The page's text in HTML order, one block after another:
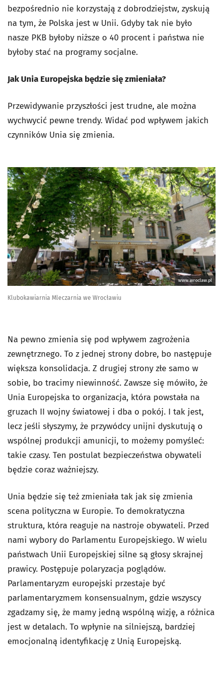
bezpośrednio nie korzystają z dobrodziejstw, zyskują
na tym, że Polska jest w Unii. Gdyby tak nie było
nasze PKB byłoby niższe o 40 procent i państwa nie
byłoby stać na programy socjalne.
Jak Unia Europejska będzie się zmieniała?
Przewidywanie przyszłości jest trudne, ale można
wychwycić pewne trendy. Widać pod wpływem jakich
czynników Unia się zmienia.
www.wroclaw.pl
Klubokawiarnia Mleczarnia we Wrocławiu
Na pewno zmienia się pod wpływem zagrożenia
zewnętrznego. To z jednej strony dobre, bo następuje
większa konsolidacja. Z drugiej strony złe samo w
sobie, bo tracimy niewinność. Zawsze się mówiło, że
Unia Europejska to organizacja, która powstała na
gruzach II wojny światowej i dba o pokój. I tak jest,
lecz jeśli słyszymy, że przywódcy unijni dyskutują o
wspólnej produkcji amunicji, to możemy pomyśleć:
takie czasy. Ten postulat bezpieczeństwa obywateli
będzie coraz ważniejszy.
Unia będzie się też zmieniała tak jak się zmienia
scena polityczna w Europie. To demokratyczna
struktura, która reaguje na nastroje obywateli. Przed
nami wybory do Parlamentu Europejskiego. W wielu
państwach Unii Europejskiej silne są głosy skrajnej
prawicy. Postępuje polaryzacja poglądów.
Parlamentaryzm europejski przestaje być
parlamentaryzmem konsensualnym, gdzie wszyscy
zgadzamy się, że mamy jedną wspólną wizję, a różnica
jest w detalach. To wpłynie na silniejszą, bardziej
emocjonalną identyfikację z Unią Europejską.